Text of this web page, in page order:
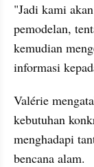
"Jadi kami
pemodelan,
kemudian
informasi
Valérie
kebutuhan
menghadapi
bencana alam.